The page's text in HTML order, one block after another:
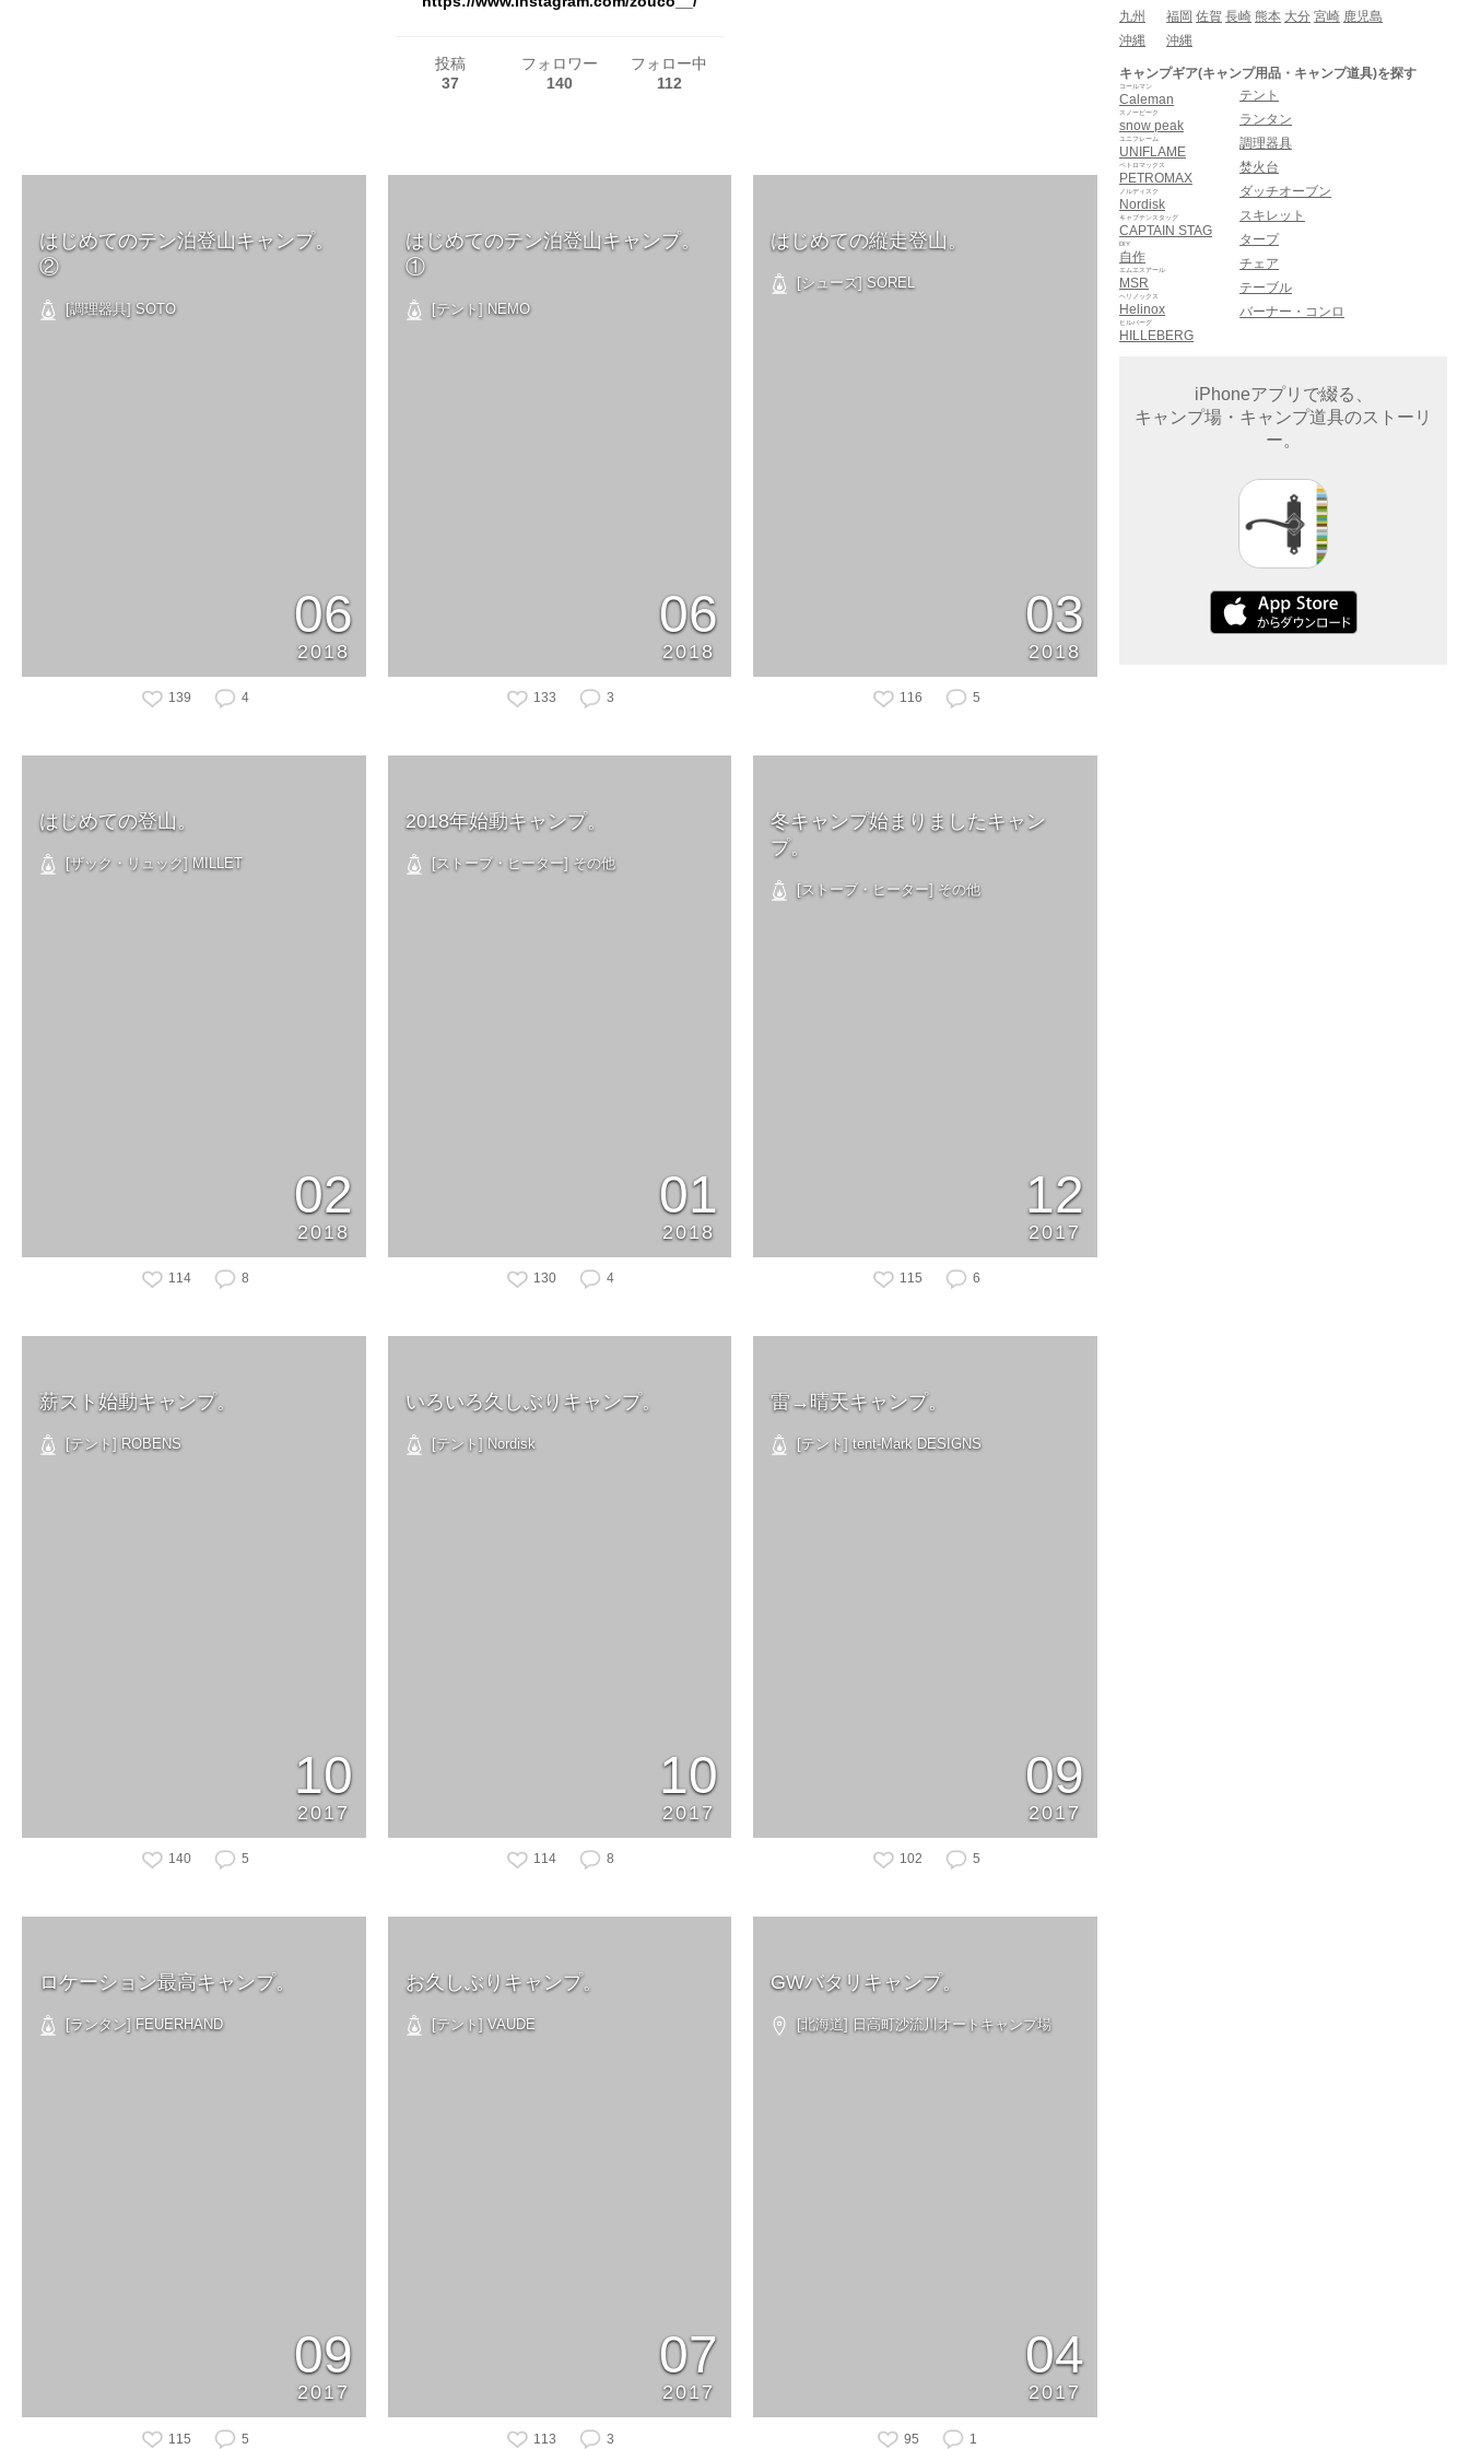
投稿
37
フォロワー
140
フォロー中
112
はじめてのテン泊登山キャンプ。
②
[調理器具] SOTO
06
2018
139 4
はじめてのテン泊登山キャンプ。
①
[テント] NEMO
06
2018
133 3
はじめての縦走登山。
[シューズ] SOREL
03
2018
116 5
はじめての登山。
[ザック・リュック] MILLET
02
2018
114 8
2018年始動キャンプ。
[ストーブ・ヒーター] その他
01
2018
130 4
冬キャンプ始まりましたキャン
プ。
[ストーブ・ヒーター] その他
12
2017
115 6
薪スト始動キャンプ。
[テント] ROBENS
10
2017
140 5
いろいろ久しぶりキャンプ。
[テント] Nordisk
10
2017
114 8
雷→晴天キャンプ。
[テント] tent-Mark DESIGNS
09
2017
102 5
ロケーション最高キャンプ。
[ランタン] FEUERHAND
09
2017
115 5
お久しぶりキャンプ。
[テント] VAUDE
07
2017
113 3
GWバタリキャンプ。
[北海道] 日高町沙流川オートキャンプ場
04
2017
95 1
九州
福岡 佐賀 長崎 熊本 大分 宮崎 鹿児島
沖縄
沖縄
キャンプギア(キャンプ用品・キャンプ道具)を探す
Caleman
コールマン
snow peak
スノーピーク
UNIFLAME
ユニフレーム
PETROMAX
ペトロマックス
Nordisk
ノルディスク
CAPTAIN STAG
キャプテンスタッグ
自作
DIY
MSR
エムエスアール
Helinox
ヘリノックス
HILLEBERG
ヒルバーグ
テント
ランタン
調理器具
焚火台
ダッチオーブン
スキレット
タープ
チェア
テーブル
バーナー・コンロ
iPhoneアプリで綴る、
キャンプ場・キャンプ道具のストーリ
ー。